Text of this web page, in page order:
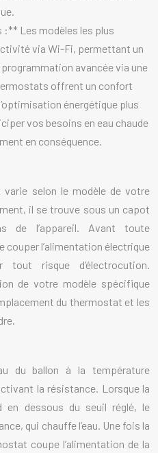
Les modèles les plus
via Wi-Fi, permettant un
avancée via une
offrent un confort
énergétique plus
vos besoins en eau chaude
en conséquence.
selon le modèle de votre
il se trouve sous un capot
de l’appareil. Avant toute
l’alimentation électrique
risque d’électrocution.
de votre modèle spécifique
du thermostat et les
du ballon à la température
la résistance. Lorsque la
en dessous du seuil réglé, le
qui chauffe l’eau. Une fois la
coupe l’alimentation de la